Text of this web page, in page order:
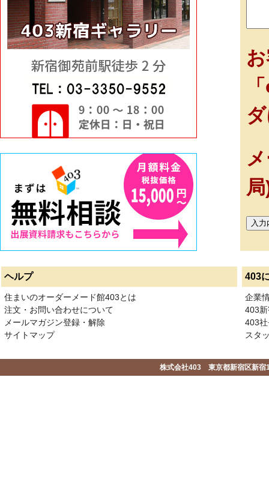
ヘルプ 403
住まいのオーダーメード館403とは
注文・お問い合わせについて
メールマガジン登録・解除
サイトマップ
企業
403
403
スタ
株式会社403 東京都新宿区新